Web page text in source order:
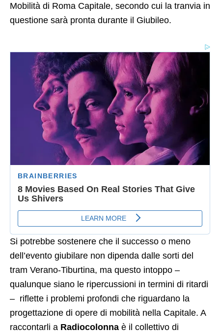
Mobilità di Roma Capitale, secondo cui la tranvia in
questione sarà pronta durante il Giubileo.
Si potrebbe sostenere che il successo o meno
dell’evento giubilare non dipenda dalle sorti del
tram Verano-Tiburtina, ma questo intoppo –
qualunque siano le ripercussioni in termini di ritardi
– riflette i problemi profondi che riguardano la
progettazione di opere di mobilità nella Capitale. A
raccontarli a Radiocolonna è il collettivo di